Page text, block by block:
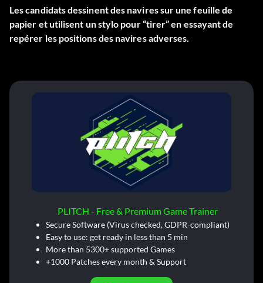
Les candidats dessinent des navires sur une feuille de
papier et utilisent un stylo pour “tirer” en essayant de
repérer les positions des navires adverses.
PLITCH - Free & Premium Game Trainer
Secure Software (Virus checked, GDPR-compliant)
Easy to use: get ready in less than 5 min
More than 5300+ supported Games
+1000 Patches every month & Support